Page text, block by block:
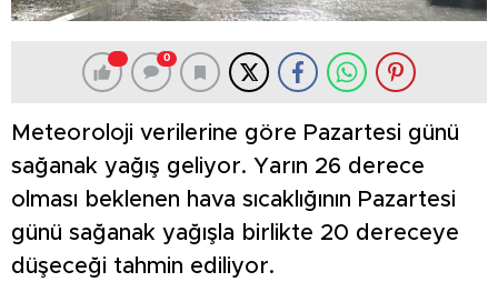
0
Meteoroloji verilerine göre Pazartesi günü
sağanak yağış geliyor. Yarın 26 derece
olması beklenen hava sıcaklığının Pazartesi
günü sağanak yağışla birlikte 20 dereceye
düşeceği tahmin ediliyor.